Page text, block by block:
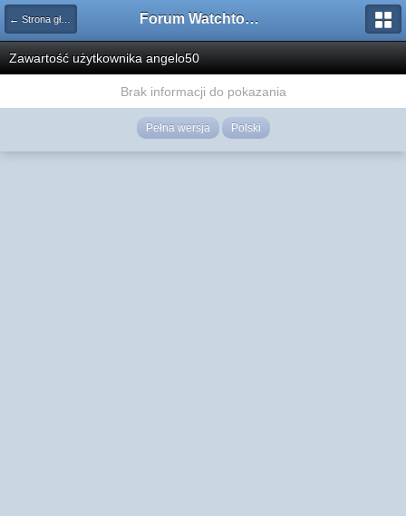
← Strona główna Forum Watchtower
Zawartość użytkownika angelo50
Brak informacji do pokazania
Pełna wersja Polski